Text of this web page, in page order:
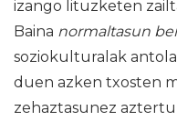
izango lituzketen
Baina normaltasun
soziokulturalak
duen azken txosten
zehaztasunez